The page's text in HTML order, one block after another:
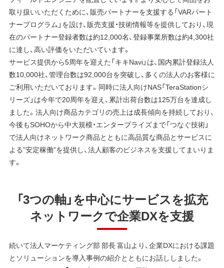
取り扱いいただくために、販売パートナーを支援する「VARパート
ナープログラム」を設け、販売支援・技術情報等を提供しており、現
在のパートナー登録者数は約12,000名、登録事業所数は約4,300社
に達し、高い評価をいただいています。
サービス提供から5周年を迎えた「キキNavi」は、国内累計登録法人
数10,000社、管理台数は92,000台を突破し、多くの法人のお客様に
ご利用いただいております。同時に法人向けNAS「TeraStationシ
リーズ」は今年で20周年を迎え、累計出荷台数は125万台を達成し
ました。法人向け商品カテゴリの売上は成長傾向を持続しており、
今後もSOHOから中大規模・エンタープライズまで「つなぐ技術」
で法人向けネットワーク商品とともに高品質な商品とサービスに
よる”安定稼働”を提供し、法人顧客のビジネスを支援してまいりま
す。
「3つの軸」を中心にサービスを拡充
ネットワークで企業DXを支援
続いて法人マーケティング部 部長 富山より、企業DXにおける課題
とソリューションを導入事例の紹介とともにお話ししました。